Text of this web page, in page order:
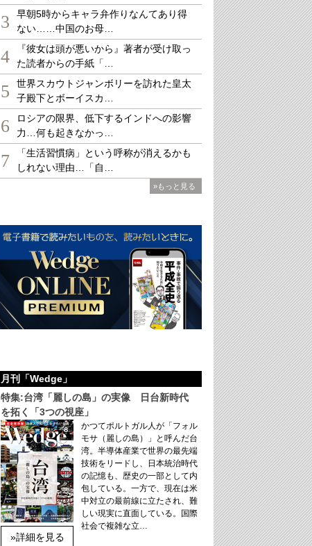
3
早朝5時からキャラ弁作りなんてあり得
ない……中国のお母…
4
『彼女は頭が悪いから』著者が受け取っ
た読者からの手紙「…
5
世界スカウトジャンボリーを訪れた皇太
子殿下とボーイスカ…
6
ロシアの限界、低下するインドへの影響
力…何も起きなかっ…
7
「生活習慣病」という呼称が消えるかも
しれない理由…「自…
»もっと見る
月刊「Wedge」
特集:台湾「麗しの島」の実像 日台新時代
を拓く「3つの視座」
»詳細を見る
かつてポルトガル人が「フォル
モサ（麗しの島）」と呼んだ台
湾。半導体産業で世界の最先端
技術をリードし、日本統治時代
の記憶も、歴史の一部として内
包している。一方で、現在は米
中対立の最前線に立たされ、難
しい現実に直面している。国際
社会で複雑な立…